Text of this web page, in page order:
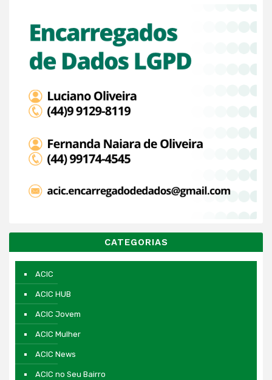
CATEGORIAS
ACIC
ACIC HUB
ACIC Jovem
ACIC Mulher
ACIC News
ACIC no Seu Bairro